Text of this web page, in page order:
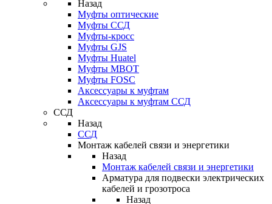
Назад
Муфты оптические
Муфты ССД
Муфты-кросс
Муфты GJS
Муфты Huatel
Муфты МВОТ
Муфты FOSC
Аксессуары к муфтам
Аксессуары к муфтам ССД
ССД
Назад
ССД
Монтаж кабелей связи и энергетики
Назад
Монтаж кабелей связи и энергетики
Арматура для подвески электрических
кабелей и грозотроса
Назад